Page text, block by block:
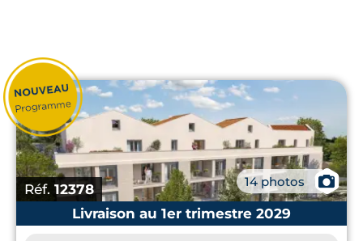
Réf. 12378 14 photos
📷
Livraison au 1er trimestre 2029